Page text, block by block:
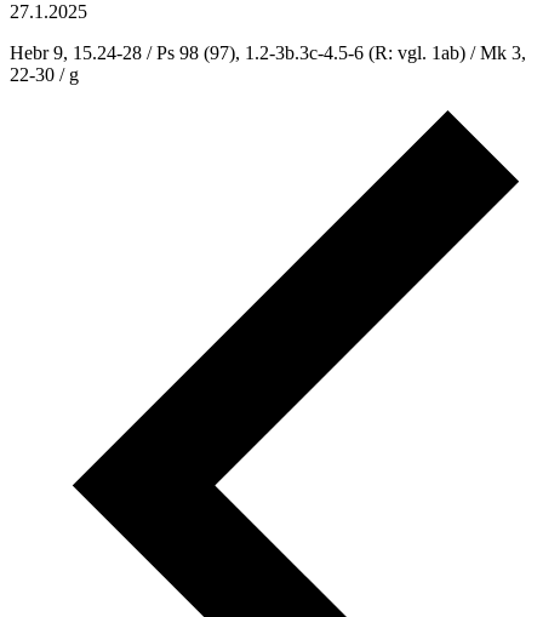
27.1.2025
Hebr 9, 15.24-28 / Ps 98 (97), 1.2-3b.3c-4.5-6 (R: vgl. 1ab) / Mk 3,
22-30 / g